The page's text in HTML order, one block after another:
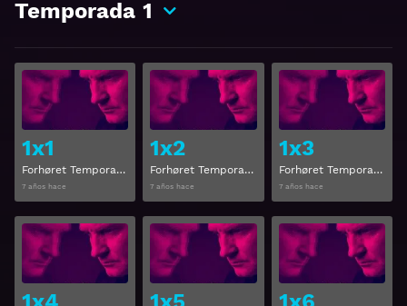
Temporada 1
1x1
Forhøret Temporada 1 Capitulo 1
7 años hace
Ver
1x2
Forhøret Temporada 1 Capitulo 2
7 años hace
Ver
1x3
Forhøret Temporada 1 Capitulo 3
7 años hace
Ver Ver